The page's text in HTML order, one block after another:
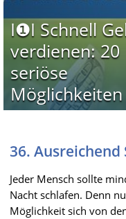
I❶I Schnell
verdienen: 20
seriöse
Möglichkeiten
36. Ausreichend
Jeder Mensch sollte
Nacht schlafen. Denn
Möglichkeit sich von